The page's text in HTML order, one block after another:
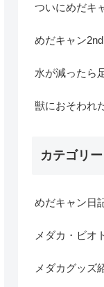
ついにめだキ
めだキャン
水が減ったら
獣におそわれ
カテゴリー
めだキャン日
メダカ・ビオ
メダカグッズ